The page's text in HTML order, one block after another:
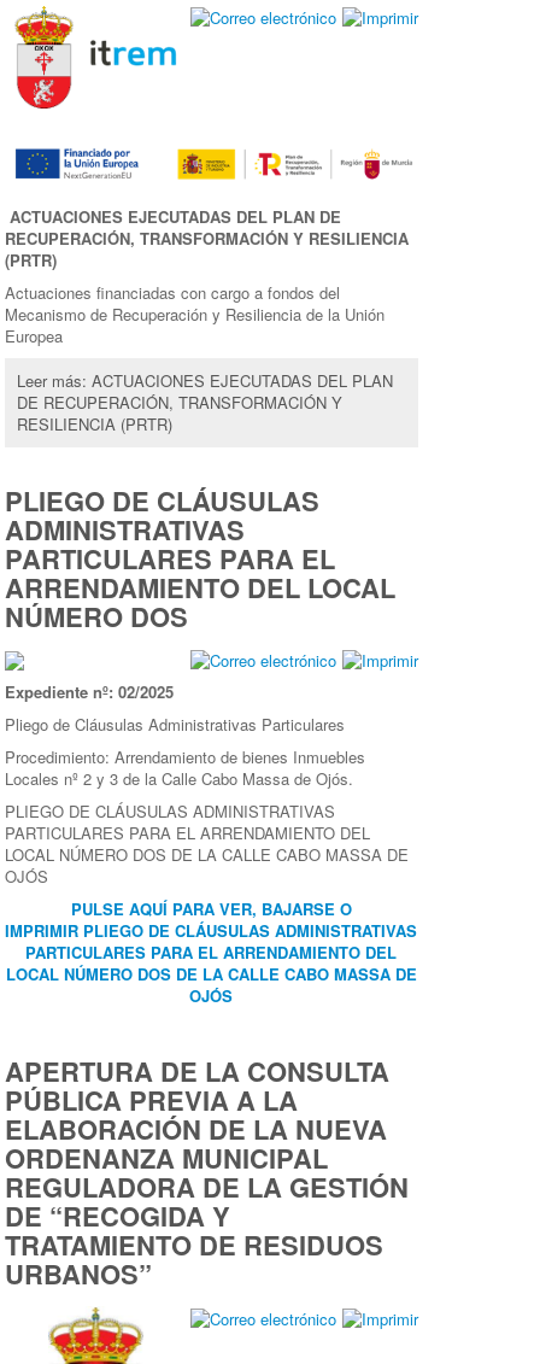
ACTUACIONES EJECUTADAS DEL PLAN DE
RECUPERACIÓN, TRANSFORMACIÓN Y RESILIENCIA
(PRTR)
Actuaciones financiadas con cargo a fondos del
Mecanismo de Recuperación y Resiliencia de la Unión
Europea
Leer más: ACTUACIONES EJECUTADAS DEL PLAN
DE RECUPERACIÓN, TRANSFORMACIÓN Y
RESILIENCIA (PRTR)
PLIEGO DE CLÁUSULAS
ADMINISTRATIVAS
PARTICULARES PARA EL
ARRENDAMIENTO DEL LOCAL
NÚMERO DOS
Expediente nº: 02/2025
Pliego de Cláusulas Administrativas Particulares
Procedimiento: Arrendamiento de bienes Inmuebles
Locales nº 2 y 3 de la Calle Cabo Massa de Ojós.
PLIEGO DE CLÁUSULAS ADMINISTRATIVAS
PARTICULARES PARA EL ARRENDAMIENTO DEL
LOCAL NÚMERO DOS DE LA CALLE CABO MASSA DE
OJÓS
PULSE AQUÍ PARA VER, BAJARSE O
IMPRIMIR PLIEGO DE CLÁUSULAS ADMINISTRATIVAS
PARTICULARES PARA EL ARRENDAMIENTO DEL
LOCAL NÚMERO DOS DE LA CALLE CABO MASSA DE
OJÓS
APERTURA DE LA CONSULTA
PÚBLICA PREVIA A LA
ELABORACIÓN DE LA NUEVA
ORDENANZA MUNICIPAL
REGULADORA DE LA GESTIÓN
DE “RECOGIDA Y
TRATAMIENTO DE RESIDUOS
URBANOS”